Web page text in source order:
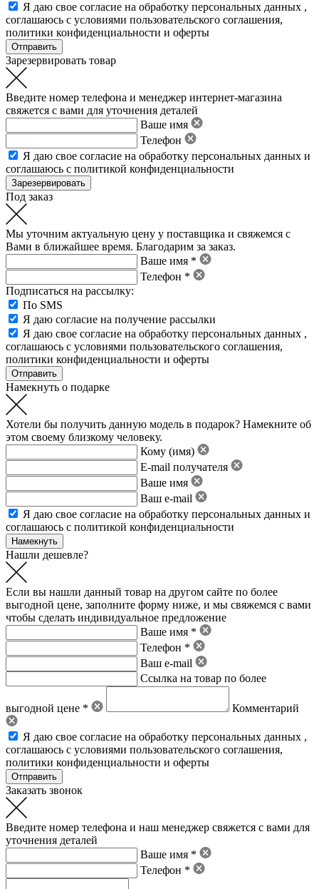
Я даю свое согласие на обработку персональных данных ,
соглашаюсь с условиями пользовательского соглашения,
политики конфиденциальности и оферты
Зарезервировать товар
Введите номер телефона и менеджер интернет-магазина
свяжется с вами для уточнения деталей
Ваше имя
Телефон
Я даю свое согласие на обработку персональных данных и
соглашаюсь с политикой конфиденциальности
Под заказ
Мы уточним актуальную цену у поставщика и свяжемся с
Вами в ближайшее время. Благодарим за заказ.
Ваше имя *
Телефон *
Подписаться на рассылку:
По SMS
Я даю согласие на получение рассылки
Я даю свое согласие на обработку персональных данных ,
соглашаюсь с условиями пользовательского соглашения,
политики конфиденциальности и оферты
Намекнуть о подарке
Хотели бы получить данную модель в подарок? Намекните об
этом своему близкому человеку.
Кому (имя)
E-mail получателя
Ваше имя
Ваш e-mail
Я даю свое согласие на обработку персональных данных и
соглашаюсь с политикой конфиденциальности
Нашли дешевле?
Если вы нашли данный товар на другом сайте по более
выгодной цене, заполните форму ниже, и мы свяжемся с вами
чтобы сделать индивидуальное предложение
Ваше имя *
Телефон *
Ваш e-mail
Ссылка на товар по более
выгодной цене * Комментарий
Я даю свое согласие на обработку персональных данных ,
соглашаюсь с условиями пользовательского соглашения,
политики конфиденциальности и оферты
Заказать звонок
Введите номер телефона и наш менеджер свяжется с вами для
уточнения деталей
Ваше имя *
Телефон *